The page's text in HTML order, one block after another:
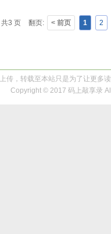
3 页 翻页: < 前页 1 2
传，转载至本站只是为了让更多
Copyright © 2017 码上敲享录